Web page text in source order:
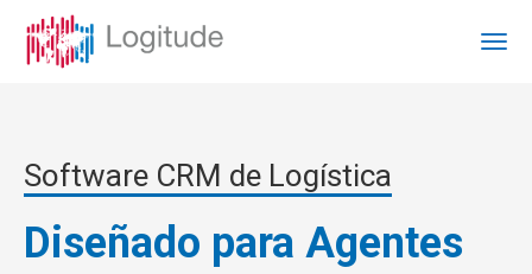
Software CRM de Logística
Diseñado para Agentes